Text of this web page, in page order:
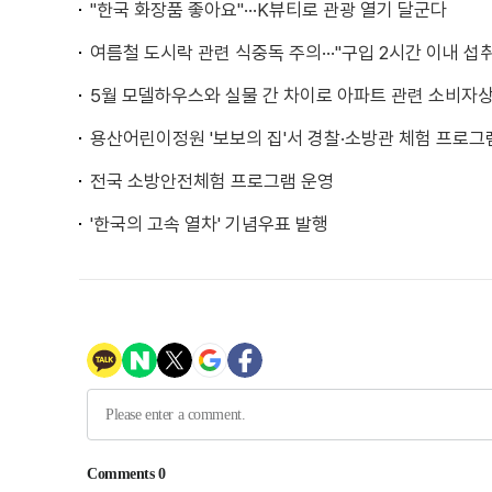
"한국 화장품 좋아요"···K뷰티로 관광 열기 달군다
여름철 도시락 관련 식중독 주의···"구입 2시간 이내 섭
5월 모델하우스와 실물 간 차이로 아파트 관련 소비자
용산어린이정원 '보보의 집'서 경찰·소방관 체험 프로그
전국 소방안전체험 프로그램 운영
'한국의 고속 열차' 기념우표 발행